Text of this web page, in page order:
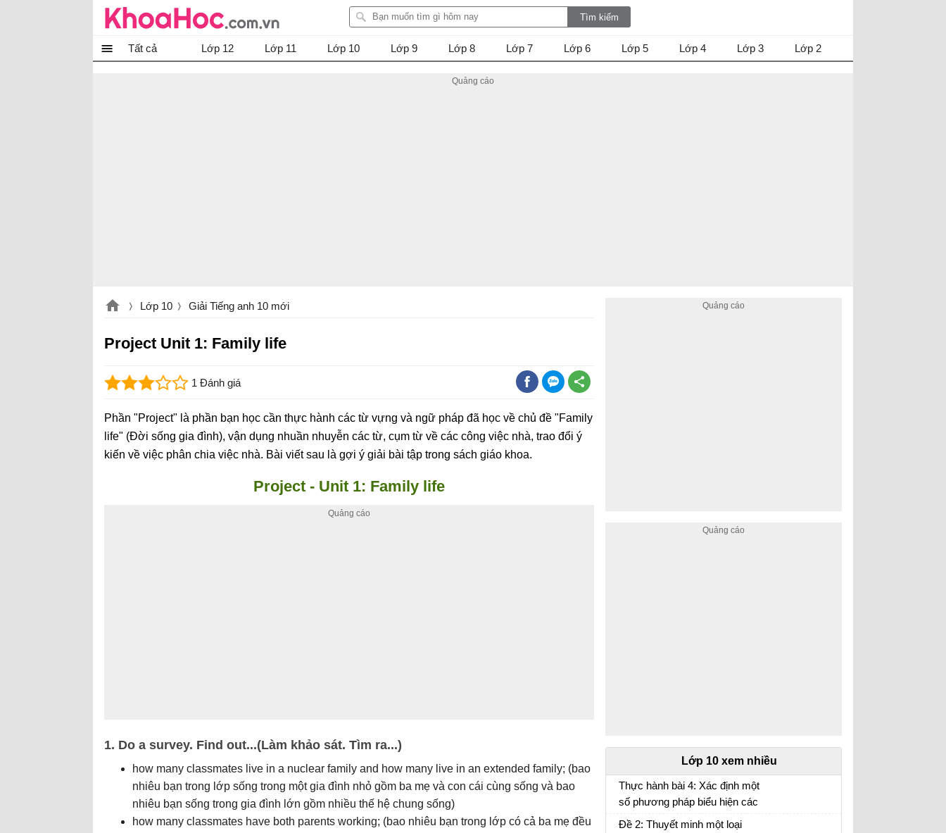
Tất cả Lớp 12 Lớp 11 Lớp 10 Lớp 9 Lớp 8 Lớp 7 Lớp 6 Lớp 5 Lớp 4 Lớp 3 Lớp 2
Lớp 10 Giải Tiếng anh 10 mới
Project Unit 1: Family life
1 Đánh giá
Phần "Project" là phần bạn học cần thực hành các từ vựng và ngữ pháp đã học về chủ đề "Family
life" (Đời sống gia đình), vận dụng nhuần nhuyễn các từ, cụm từ về các công việc nhà, trao đổi ý
kiến về việc phân chia việc nhà. Bài viết sau là gợi ý giải bài tập trong sách giáo khoa.
Project - Unit 1: Family life
1. Do a survey. Find out...(Làm khảo sát. Tìm ra...)
how many classmates live in a nuclear family and how many live in an extended family; (bao
nhiêu bạn trong lớp sống trong một gia đình nhỏ gồm ba mẹ và con cái cùng sống và bao
nhiêu bạn sống trong gia đình lớn gồm nhiều thế hệ chung sống)
how many classmates have both parents working; (bao nhiêu bạn trong lớp có cả ba mẹ đều
Lớp 10 xem nhiều
Thực hành bài 4: Xác định một
số phương pháp biểu hiện các
đối tượng địa lí trên bản đồ Địa
Đề 2: Thuyết minh một loại